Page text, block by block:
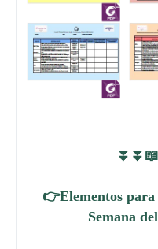
👉Elementos para
Semana